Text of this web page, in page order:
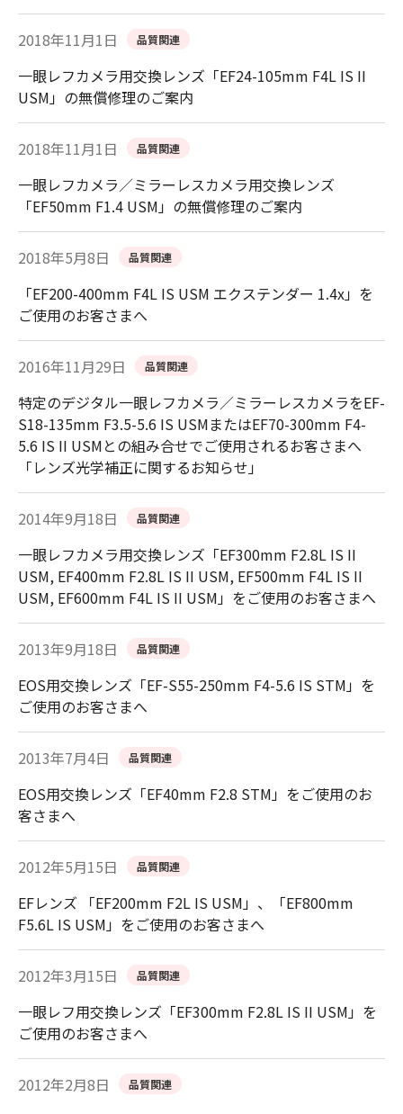
2018年11月1日 品質関連
一眼レフカメラ用交換レンズ「EF24-105mm F4L IS II
USM」の無償修理のご案内
2018年11月1日 品質関連
一眼レフカメラ／ミラーレスカメラ用交換レンズ
「EF50mm F1.4 USM」の無償修理のご案内
2018年5月8日 品質関連
「EF200-400mm F4L IS USM エクステンダー 1.4x」を
ご使用のお客さまへ
2016年11月29日 品質関連
特定のデジタル一眼レフカメラ／ミラーレスカメラをEF-
S18-135mm F3.5-5.6 IS USMまたはEF70-300mm F4-
5.6 IS II USMとの組み合せでご使用されるお客さまへ
「レンズ光学補正に関するお知らせ」
2014年9月18日 品質関連
一眼レフカメラ用交換レンズ「EF300mm F2.8L IS II
USM, EF400mm F2.8L IS II USM, EF500mm F4L IS II
USM, EF600mm F4L IS II USM」をご使用のお客さまへ
2013年9月18日 品質関連
EOS用交換レンズ「EF-S55-250mm F4-5.6 IS STM」を
ご使用のお客さまへ
2013年7月4日 品質関連
EOS用交換レンズ「EF40mm F2.8 STM」をご使用のお
客さまへ
2012年5月15日 品質関連
EFレンズ 「EF200mm F2L IS USM」、「EF800mm
F5.6L IS USM」をご使用のお客さまへ
2012年3月15日 品質関連
一眼レフ用交換レンズ「EF300mm F2.8L IS II USM」を
ご使用のお客さまへ
2012年2月8日 品質関連